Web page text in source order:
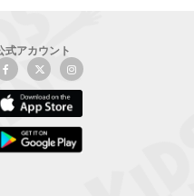
式アカウント